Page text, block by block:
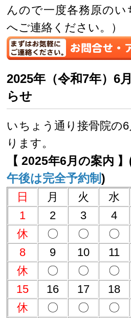
んので一度各務原の
へご連絡ください。）
2025年（令和7年）6
らせ
いちょう通り接骨院の
ります。
【 2025年6月の案内
午後は完全予約制)
日 月 火 水
1
2 3 4
休
〇 〇 〇
8
9 10 11
休
〇 〇 〇
15
16 17 18
休
〇 〇 〇